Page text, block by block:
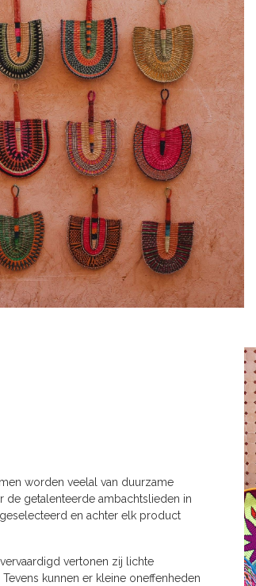
worden veelal van duurzame
de getalenteerde ambachtslieden in
en achter elk product
vertonen zij lichte
kunnen er kleine oneffenheden